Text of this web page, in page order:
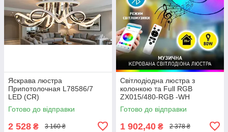
Яскрава люстра
Припотолочная L78586/7
LED (CR)
Готово до відправки
2 528 ₴ 3 160 ₴
Світлодіодна люстра з
колонкою та Full RGB
ZX015/480-RGB -WH
Готово до відправки
1 902,40 ₴ 2 378 ₴